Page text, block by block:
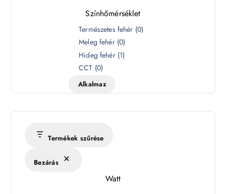
Színhőmérséklet
é
s
k
Természetes fehér (0)
Meleg fehér (0)
Hideg fehér (1)
CCT (0)
Alkalmaz
Termékek szűrése
Bezárás
Watt